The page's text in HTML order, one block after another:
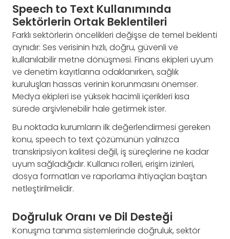
Speech to Text Kullanımında
Sektörlerin Ortak Beklentileri
Farklı sektörlerin öncelikleri değişse de temel beklenti
aynıdır: Ses verisinin hızlı, doğru, güvenli ve
kullanılabilir metne dönüşmesi. Finans ekipleri uyum
ve denetim kayıtlarına odaklanırken, sağlık
kuruluşları hassas verinin korunmasını önemser.
Medya ekipleri ise yüksek hacimli içerikleri kısa
sürede arşivlenebilir hale getirmek ister.
Bu noktada kurumların ilk değerlendirmesi gereken
konu, speech to text çözümünün yalnızca
transkripsiyon kalitesi değil, iş süreçlerine ne kadar
uyum sağladığıdır. Kullanıcı rolleri, erişim izinleri,
dosya formatları ve raporlama ihtiyaçları baştan
netleştirilmelidir.
Doğruluk Oranı ve Dil Desteği
Konuşma tanıma sistemlerinde doğruluk, sektör